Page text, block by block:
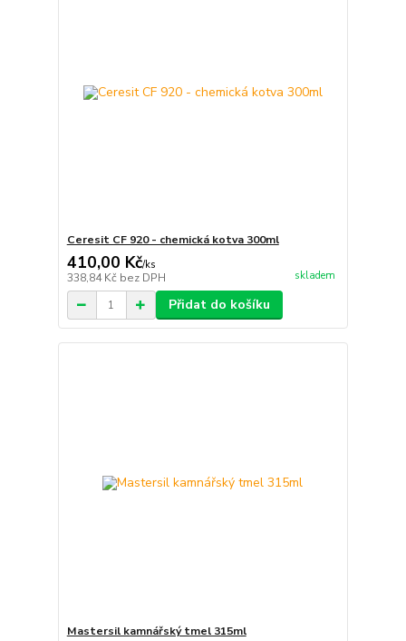
Ceresit CF 920 - chemická kotva 300ml
410,00 Kč/ks
338,84 Kč bez DPH skladem
Přidat do košíku
Mastersil kamnářský tmel 315ml